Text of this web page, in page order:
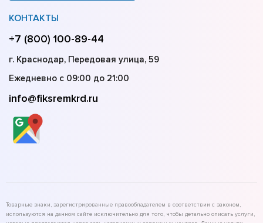
КОНТАКТЫ
+7 (800) 100-89-44
г. Краснодар, Передовая улица, 59
Ежедневно с 09:00 до 21:00
info@fiksremkrd.ru
Товарные знаки, зарегистрированные правообладателем в соответствии с законом,
используются на данном сайте исключительно для того, чтобы детально описать услуги,